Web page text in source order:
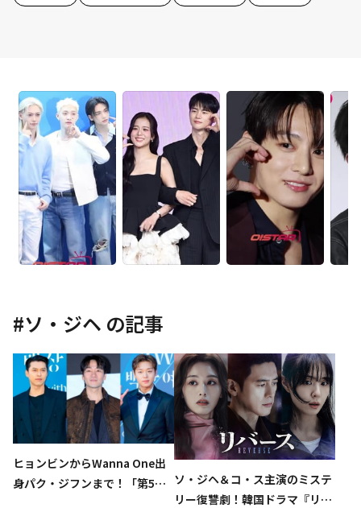
#ソ・ジヘ の記事
ヒョンビンからWanna One出
身パク・ジフンまで！「第5回 ソ・ジヘ＆コ・ス主演のミステ
リー復讐劇！韓国ドラマ『リバ